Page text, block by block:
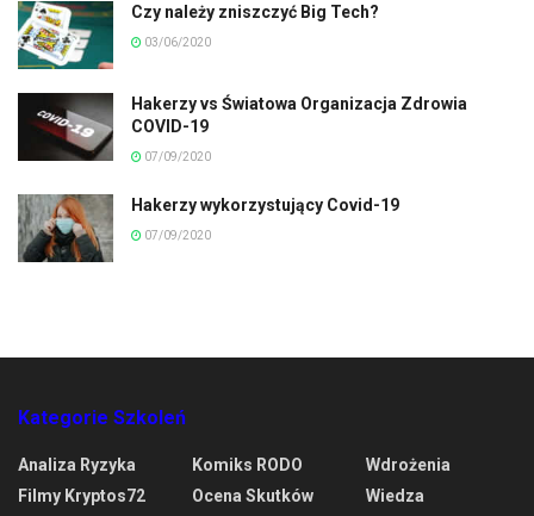
Czy należy zniszczyć Big Tech?
03/06/2020
Hakerzy vs Światowa Organizacja Zdrowia
COVID-19
07/09/2020
Hakerzy wykorzystujący Covid-19
07/09/2020
Kategorie Szkoleń
Analiza Ryzyka
Filmy Kryptos72
Komiks RODO
Ocena Skutków
Wdrożenia
Wiedza